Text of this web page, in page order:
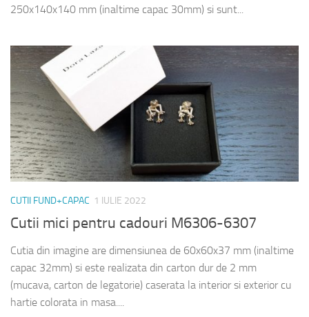
250x140x140 mm (inaltime capac 30mm) si sunt...
CUTII FUND+CAPAC 1 IULIE 2022
Cutii mici pentru cadouri M6306-6307
Cutia din imagine are dimensiunea de 60x60x37 mm (inaltime
capac 32mm) si este realizata din carton dur de 2 mm
(mucava, carton de legatorie) caserata la interior si exterior cu
hartie colorata in masa....